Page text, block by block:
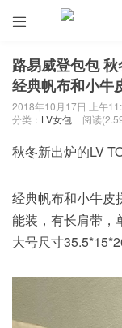

路易威登包包
经典帆布和小牛
2018年10月17日 上午
分类： LV女包 阅读
秋冬新出炉的LV
经典帆布和小牛皮
能装，有长肩带，
大号尺寸